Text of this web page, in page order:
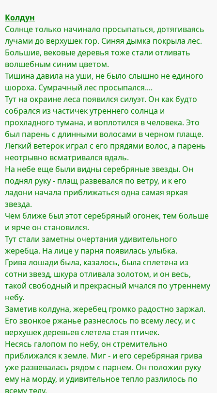
Колдун
Солнце только начинало просыпаться, дотягиваясь
лучами до верхушек гор. Синяя дымка покрыла лес.
Большие, вековые деревья тоже стали отливать
волшебным синим цветом.
Тишина давила на уши, не было слышно не единого
шороха. Сумрачный лес просыпался....
Тут на окраине леса появился силуэт. Он как будто
собрался из частичек утреннего солнца и
прохладного тумана, и воплотился в человека. Это
был парень с длинными волосами в черном плаще.
Легкий ветерок играл с его прядями волос, а парень
неотрывно всматривался вдаль.
На небе еще были видны серебряные звезды. Он
поднял руку - плащ развевался по ветру, и к его
ладони начала приближаться одна самая яркая
звезда.
Чем ближе был этот серебряный огонек, тем больше
и ярче он становился.
Тут стали заметны очертания удивительного
жеребца. На лице у парня появилась улыбка.
Грива лошади была, казалось, была сплетена из
сотни звезд, шкура отливала золотом, и он весь,
такой свободный и прекрасный мчался по утреннему
небу.
Заметив колдуна, жеребец громко радостно заржал.
Его звонкое ржанье разнеслось по всему лесу, и с
верхушек деревьев слетела стая птичек.
Несясь галопом по небу, он стремительно
приближался к земле. Миг - и его серебряная грива
уже развевалась рядом с парнем. Он положил руку
ему на морду, и удивительное тепло разлилось по
всему телу.